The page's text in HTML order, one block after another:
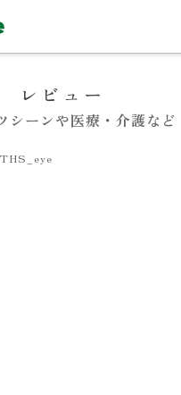
レビュー
シーンや医療・介護など
THS_eye